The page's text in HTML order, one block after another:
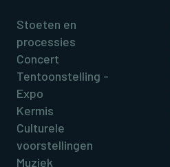
Stoeten en
processies
Concert
Tentoonstelling -
Expo
Kermis
Culturele
voorstellingen
Muziek